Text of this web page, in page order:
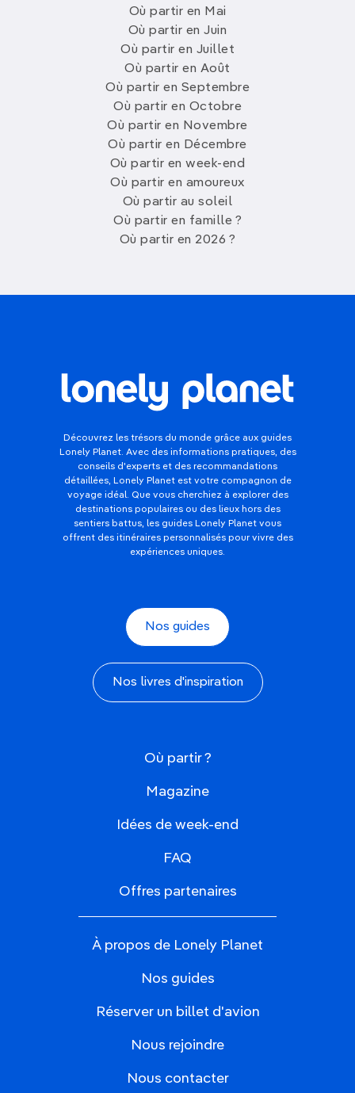
Où partir en Mai
Où partir en Juin
Où partir en Juillet
Où partir en Août
Où partir en Septembre
Où partir en Octobre
Où partir en Novembre
Où partir en Décembre
Où partir en week-end
Où partir en amoureux
Où partir au soleil
Où partir en famille ?
Où partir en 2026 ?
Découvrez les trésors du monde grâce aux guides
Lonely Planet. Avec des informations pratiques, des
conseils d'experts et des recommandations
détaillées, Lonely Planet est votre compagnon de
voyage idéal. Que vous cherchiez à explorer des
destinations populaires ou des lieux hors des
sentiers battus, les guides Lonely Planet vous
offrent des itinéraires personnalisés pour vivre des
expériences uniques.
Nos guides
Nos livres d'inspiration
Où partir ?
Magazine
Idées de week-end
FAQ
Offres partenaires
À propos de Lonely Planet
Nos guides
Réserver un billet d'avion
Nous rejoindre
Nous contacter